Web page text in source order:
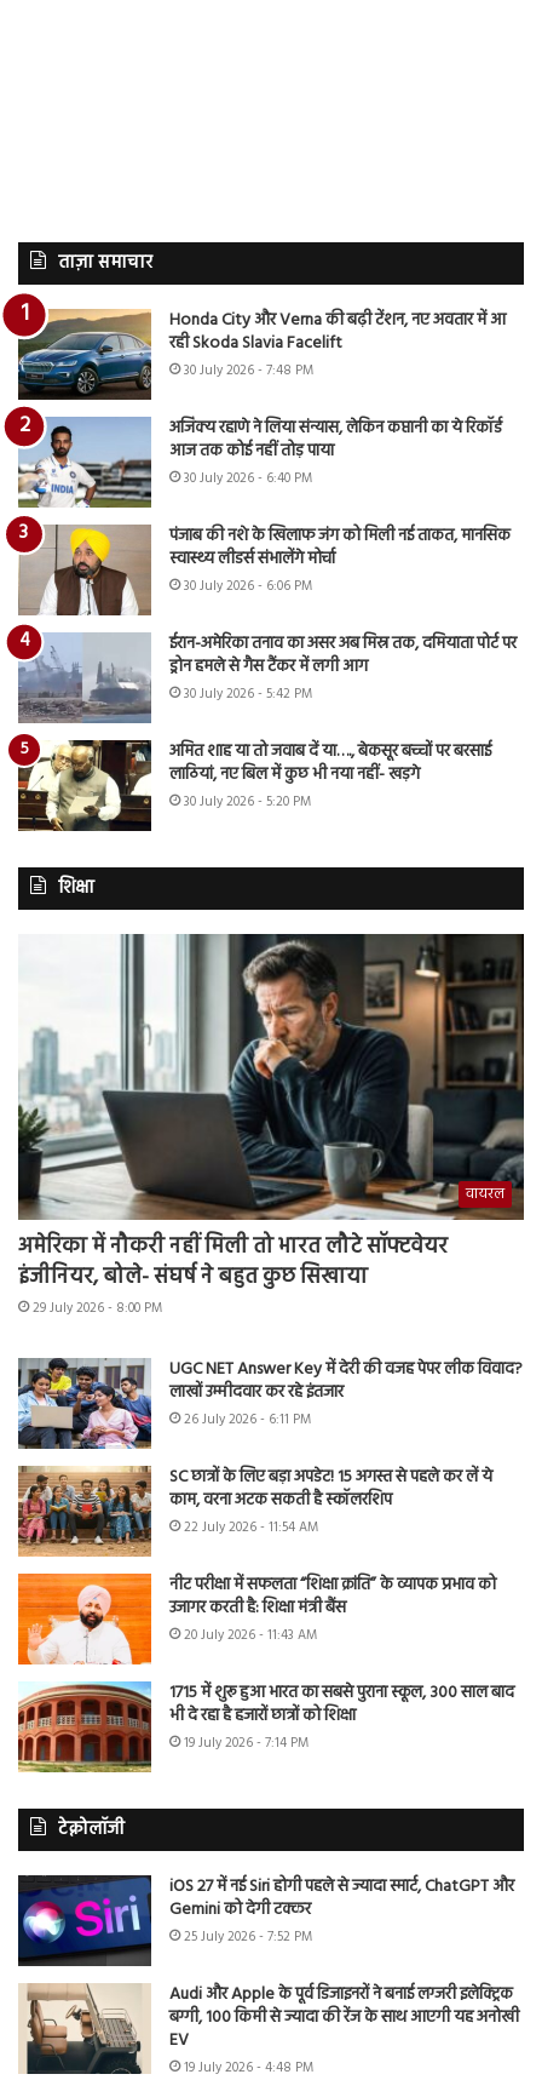
ताज़ा समाचार
Honda City और Verna की बढ़ी टेंशन, नए अवतार में आ
रही Skoda Slavia Facelift
30 July 2026 - 7:48 PM
अजिंक्य रहाणे ने लिया संन्यास, लेकिन कप्तानी का ये रिकॉर्ड
आज तक कोई नहीं तोड़ पाया
30 July 2026 - 6:40 PM
पंजाब की नशे के खिलाफ जंग को मिली नई ताकत, मानसिक
स्वास्थ्य लीडर्स संभालेंगे मोर्चा
30 July 2026 - 6:06 PM
ईरान-अमेरिका तनाव का असर अब मिस्र तक, दमियाता पोर्ट पर
ड्रोन हमले से गैस टैंकर में लगी आग
30 July 2026 - 5:42 PM
अमित शाह या तो जवाब दें या…., बेकसूर बच्चों पर बरसाई
लाठियां, नए बिल में कुछ भी नया नहीं- खड़गे
30 July 2026 - 5:20 PM
शिक्षा
वायरल
अमेरिका में नौकरी नहीं मिली तो भारत लौटे सॉफ्टवेयर
इंजीनियर, बोले- संघर्ष ने बहुत कुछ सिखाया
29 July 2026 - 8:00 PM
UGC NET Answer Key में देरी की वजह पेपर लीक विवाद?
लाखों उम्मीदवार कर रहे इंतजार
26 July 2026 - 6:11 PM
SC छात्रों के लिए बड़ा अपडेट! 15 अगस्त से पहले कर लें ये
काम, वरना अटक सकती है स्कॉलरशिप
22 July 2026 - 11:54 AM
नीट परीक्षा में सफलता “शिक्षा क्रांति” के व्यापक प्रभाव को
उजागर करती है: शिक्षा मंत्री बैंस
20 July 2026 - 11:43 AM
1715 में शुरू हुआ भारत का सबसे पुराना स्कूल, 300 साल बाद
भी दे रहा है हजारों छात्रों को शिक्षा
19 July 2026 - 7:14 PM
टेक्नोलॉजी
iOS 27 में नई Siri होगी पहले से ज्यादा स्मार्ट, ChatGPT और
Gemini को देगी टक्कर
25 July 2026 - 7:52 PM
Audi और Apple के पूर्व डिजाइनरों ने बनाई लग्जरी इलेक्ट्रिक
बग्गी, 100 किमी से ज्यादा की रेंज के साथ आएगी यह अनोखी
EV
19 July 2026 - 4:48 PM